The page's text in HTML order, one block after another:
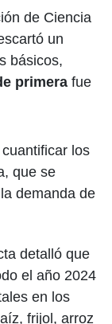
de Ciencia
un
básicos,
primera fue
los
que se
demanda de
detalló que
el año 2024
en los
frijol, arroz